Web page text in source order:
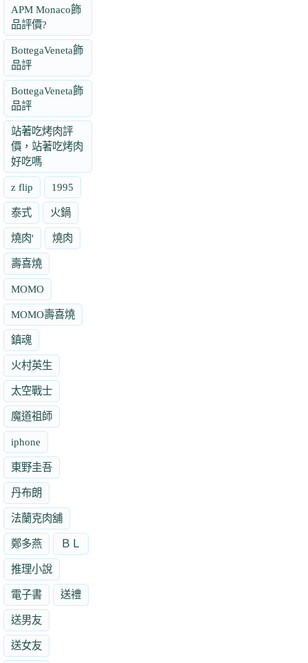
APM Monaco飾
品評價?
BottegaVeneta飾
品評
BottegaVeneta飾
品評
站著吃烤肉評
價，站著吃烤肉
好吃嗎
z flip 1995
泰式 火鍋
燒肉' 燒肉
壽喜燒
MOMO
MOMO壽喜燒
鎮魂
火村英生
太空戰士
魔道祖師
iphone
東野圭吾
丹布朗
法蘭克肉舖
鄭多燕 ＢＬ
推理小說
電子書 送禮
送男友
送女友